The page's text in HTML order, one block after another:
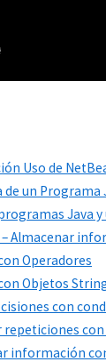
Uso de
un Programa
Java
– Almacenar
Operadores
Objetos
con
con
información